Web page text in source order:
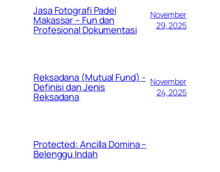
Jasa Fotografi Padel
Makassar – Fun dan
Profesional Dokumentasi
November
29, 2025
Reksadana (Mutual Fund) -
Definisi dan Jenis
Reksadana
November
24, 2025
Protected: Ancilla Domina –
Belenggu Indah